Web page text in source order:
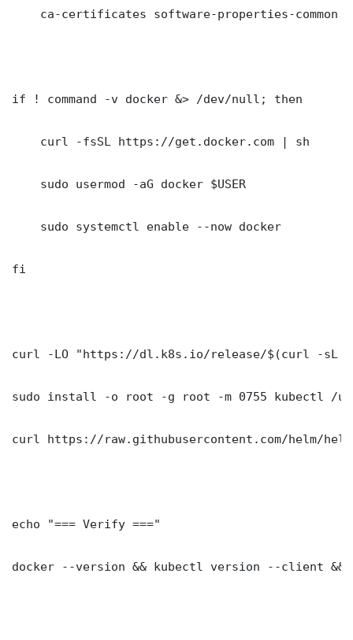
ca-certificates software-properties-common
if ! command -v docker &> /dev/null; then
    curl -fsSL https://get.docker.com | sh
    sudo usermod -aG docker $USER
    sudo systemctl enable --now docker
fi
curl -LO "https://dl.k8s.io/release/$(curl -sL
sudo install -o root -g root -m 0755 kubectl /
curl https://raw.githubusercontent.com/helm/
echo "=== Verify ==="
docker --version && kubectl version --client &&